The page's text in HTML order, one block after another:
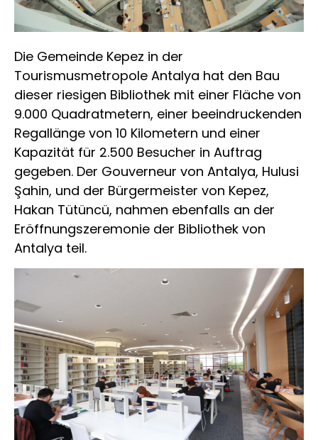
Die Gemeinde Kepez in der
Tourismusmetropole Antalya hat den Bau
dieser riesigen Bibliothek mit einer Fläche von
9.000 Quadratmetern, einer beeindruckenden
Regallänge von 10 Kilometern und einer
Kapazität für 2.500 Besucher in Auftrag
gegeben. Der Gouverneur von Antalya, Hulusi
Şahin, und der Bürgermeister von Kepez,
Hakan Tütüncü, nahmen ebenfalls an der
Eröffnungszeremonie der Bibliothek von
Antalya teil.